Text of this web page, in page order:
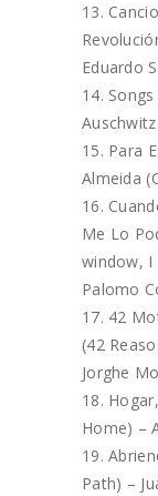
Eduardo
Para
Almeida
Me Lo
window, I
Palomo
42
(42
Jorghe
Home) –
Path) –